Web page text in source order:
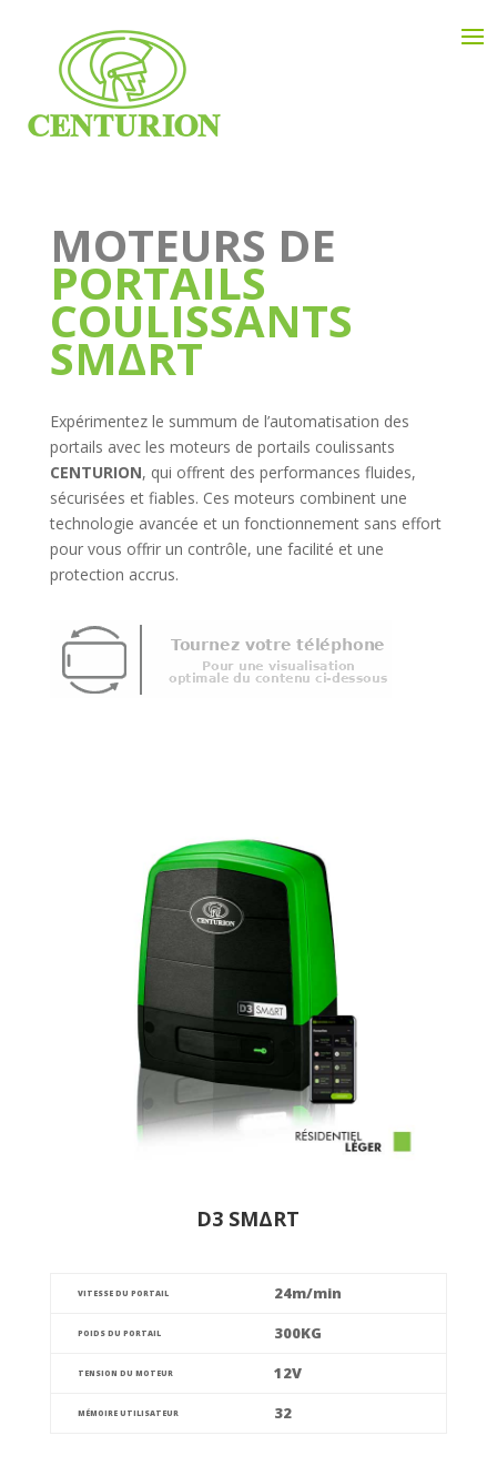
MOTEURS DE
PORTAILS
COULISSANTS
SMΔRT
Expérimentez le summum de l’automatisation des
portails avec les moteurs de portails coulissants
CENTURION, qui offrent des performances fluides,
sécurisées et fiables. Ces moteurs combinent une
technologie avancée et un fonctionnement sans effort
pour vous offrir un contrôle, une facilité et une
protection accrus.
D3 SMΔRT
VITESSE DU PORTAIL 24m/min
POIDS DU PORTAIL 300KG
TENSION DU MOTEUR 12V
MÉMOIRE UTILISATEUR 32